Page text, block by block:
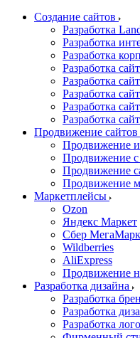
Создание сайтов
Разработка
Разработка
Разработка
Разработка
Разработка
Разработка
Разработка
Разработка
Продвижение сайтов
Продвижение
Продвижение с
Продвижение
Продвижение
Маркетплейсы
Ozon
Яндекс Маркет
Сбер
Wildberries
AliExpress
Продвижение
Разработка дизайна
Разработка
Разработка
Разработка